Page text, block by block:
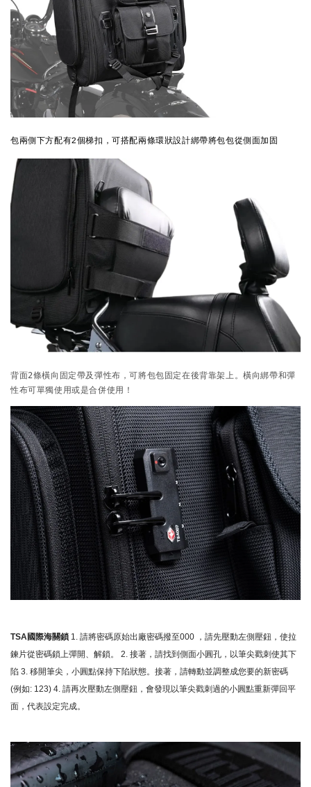
包兩側下方配有2個梯扣，可搭配兩條環狀設計綁帶將包包從側面加固
背面2條橫向固定帶及彈性布，可將包包固定在後背靠架上。橫向綁帶和彈
性布可單獨使用或是合併使用！
TSA國際海關鎖 1. 請將密碼原始出廠密碼撥至000 ，請先壓動左側壓鈕，使拉
鍊片從密碼鎖上彈開、解鎖。 2. 接著，請找到側面小圓孔，以筆尖戳刺使其下
陷 3. 移開筆尖，小圓點保持下陷狀態。接著，請轉動並調整成您要的新密碼
(例如: 123) 4. 請再次壓動左側壓鈕，會發現以筆尖戳刺過的小圓點重新彈回平
面，代表設定完成。